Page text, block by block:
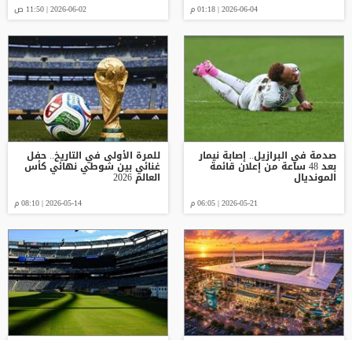
2026-06-04 | 01:18 م 2026-06-02 | 11:50 ص
صدمة في البرازيل.. إصابة نيمار
بعد 48 ساعة من إعلان قائمة
المونديال
2026-05-21 | 06:05 م
للمرة الأولى في التاريخ.. حفل
غنائي بين شوطي نهائي كأس
العالم 2026
2026-05-14 | 08:10 م